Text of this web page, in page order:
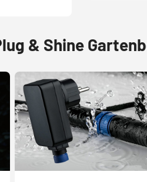
& Shine